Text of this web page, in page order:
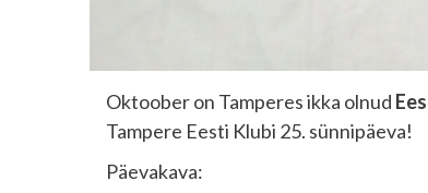
Oktoober on Tamperes ikka olnud
Tampere Eesti Klubi 25. sünnipäeva!
Päevakava: